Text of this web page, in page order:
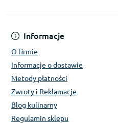
Informacje
O firmie
Informacje o dostawie
Metody płatności
Zwroty i Reklamacje
Blog kulinarny
Regulamin sklepu